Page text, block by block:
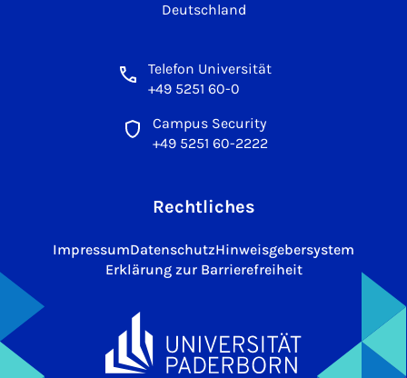
Deutschland
Telefon Universität
+49 5251 60-0
Campus Security
+49 5251 60-2222
Rechtliches
ImpressumDatenschutzHinweisgebersystem
Erklärung zur Barrierefreiheit